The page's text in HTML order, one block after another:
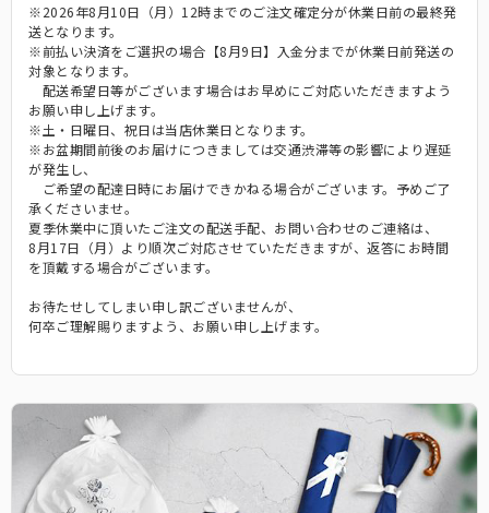
3段折りたたみ
ロサブランの折りたたみ日傘の中で最もコンパクトなサイズです。
ショートサイズ
サイズに迷われた方にまずオススメする、日傘の定番サイズです。
広めのつばであれば首後ろまでしっかり遮光出来る遮光ハット。
ショート
日傘が差せない場面で、長袖でも使いやすいショートタイプ。
遮光雑貨
マスク/フェイスガード
サッと着用するだけでお顔周りをしっかり遮光します。
UVカットウェア
スキンケア/その他
※2026年8月10日（月）12時までのご注文確定分が休業日前の最終発
送となります。
※前払い決済をご選択の場合【8月9日】入金分までが休業日前発送の
対象となります。
配送希望日等がございます場合はお早めにご対応いただきますよう
お願い申し上げます。
※土・日曜日、祝日は当店休業日となります。
※お盆期間前後のお届けにつきましては交通渋滞等の影響により遅延
が発生し、
ご希望の配達日時にお届けできかねる場合がございます。予めご了
承くださいませ。
夏季休業中に頂いたご注文の配送手配、お問い合わせのご連絡は、
8月17日（月）より順次ご対応させていただきますが、返答にお時間
を頂戴する場合がございます。
お待たせしてしまい申し訳ございませんが、
何卒ご理解賜りますよう、お願い申し上げます。